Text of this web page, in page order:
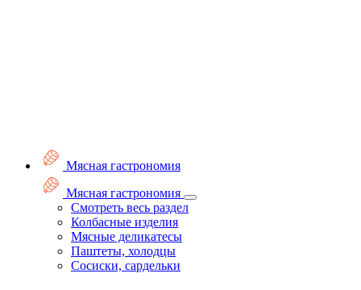
Мясная гастрономия
Мясная гастрономия
Смотреть весь раздел
Колбасные изделия
Мясные деликатесы
Паштеты, холодцы
Сосиски, сардельки